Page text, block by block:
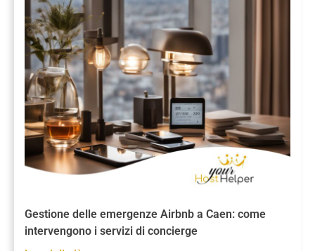
Gestione delle emergenze Airbnb a Caen: come
intervengono i servizi di concierge